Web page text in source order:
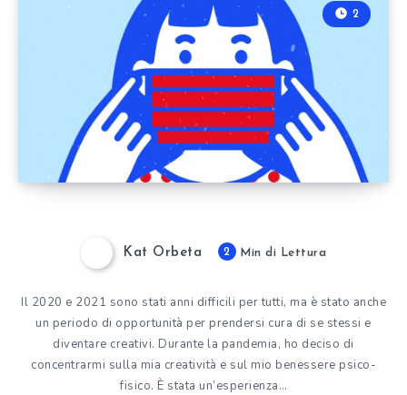
2
Kat Orbeta 2 Min di Lettura
Il 2020 e 2021 sono stati anni difficili per tutti, ma è stato anche
un periodo di opportunità per prendersi cura di se stessi e
diventare creativi. Durante la pandemia, ho deciso di
concentrarmi sulla mia creatività e sul mio benessere psico-
fisico. È stata un’esperienza…